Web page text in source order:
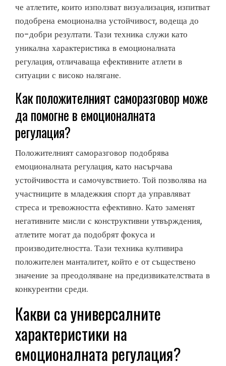
че атлетите, които използват визуализация, изпитват
подобрена емоционална устойчивост, водеща до
по-добри резултати. Тази техника служи като
уникална характеристика в емоционалната
регулация, отличаваща ефективните атлети в
ситуации с високо налягане.
Как положителният саморазговор може
да помогне в емоционалната
регулация?
Положителният саморазговор подобрява
емоционалната регулация, като насърчава
устойчивостта и самочувствието. Той позволява на
участниците в младежкия спорт да управляват
стреса и тревожността ефективно. Като заменят
негативните мисли с конструктивни утвърждения,
атлетите могат да подобрят фокуса и
производителността. Тази техника култивира
положителен манталитет, който е от съществено
значение за преодоляване на предизвикателствата в
конкурентни среди.
Какви са универсалните
характеристики на
емоционалната регулация?